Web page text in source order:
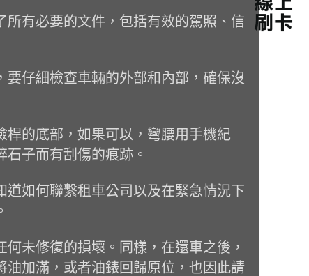
有必要的文件，包括有效的駕照、信
仔細檢查車輛的外部和內部，確保沒
的底部，如果可以，彎腰用手機紀
子而有刮傷的痕跡。
如何聯繫租車公司以及在緊急情況下
未修復的損壞。同樣，在還車之後，
加滿，或者油錶回歸原位，也因此請